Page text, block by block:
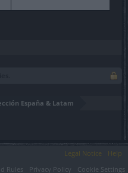
España & Latam
Legal Notice
Help
Rules
Privacy Policy
Cookie Settings